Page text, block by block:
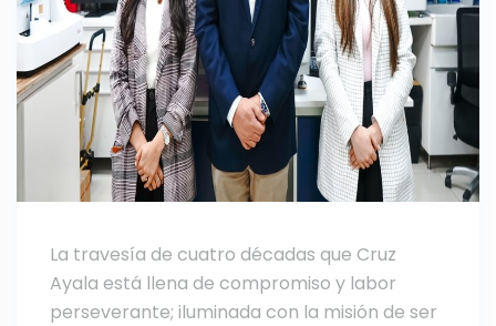
La travesía de cuatro décadas que Cruz
Ayala está llena de compromiso y labor
perseverante; iluminada con la misión de ser